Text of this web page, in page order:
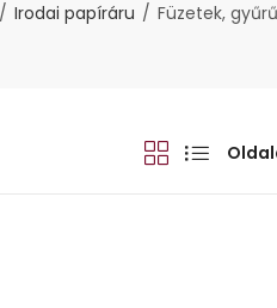
Irodai papíráru Füzetek,